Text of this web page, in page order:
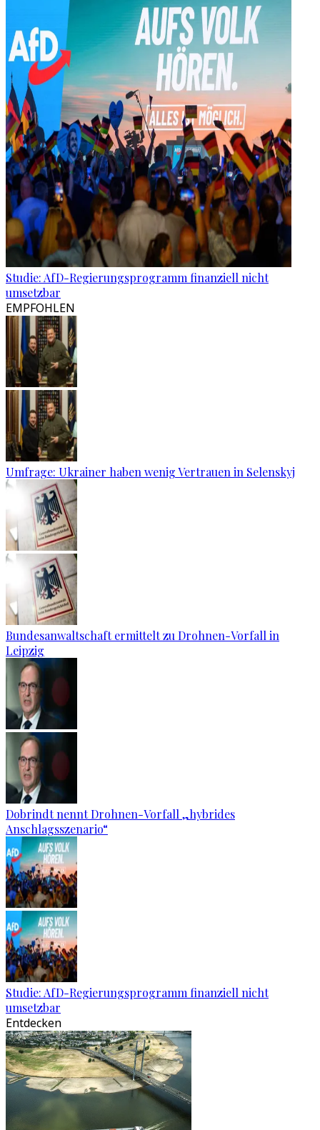
Studie: AfD-Regierungsprogramm finanziell nicht
umsetzbar
EMPFOHLEN
Umfrage: Ukrainer haben wenig Vertrauen in Selenskyj
Bundesanwaltschaft ermittelt zu Drohnen-Vorfall in
Leipzig
Dobrindt nennt Drohnen-Vorfall „hybrides
Anschlagsszenario“
Studie: AfD-Regierungsprogramm finanziell nicht
umsetzbar
Entdecken